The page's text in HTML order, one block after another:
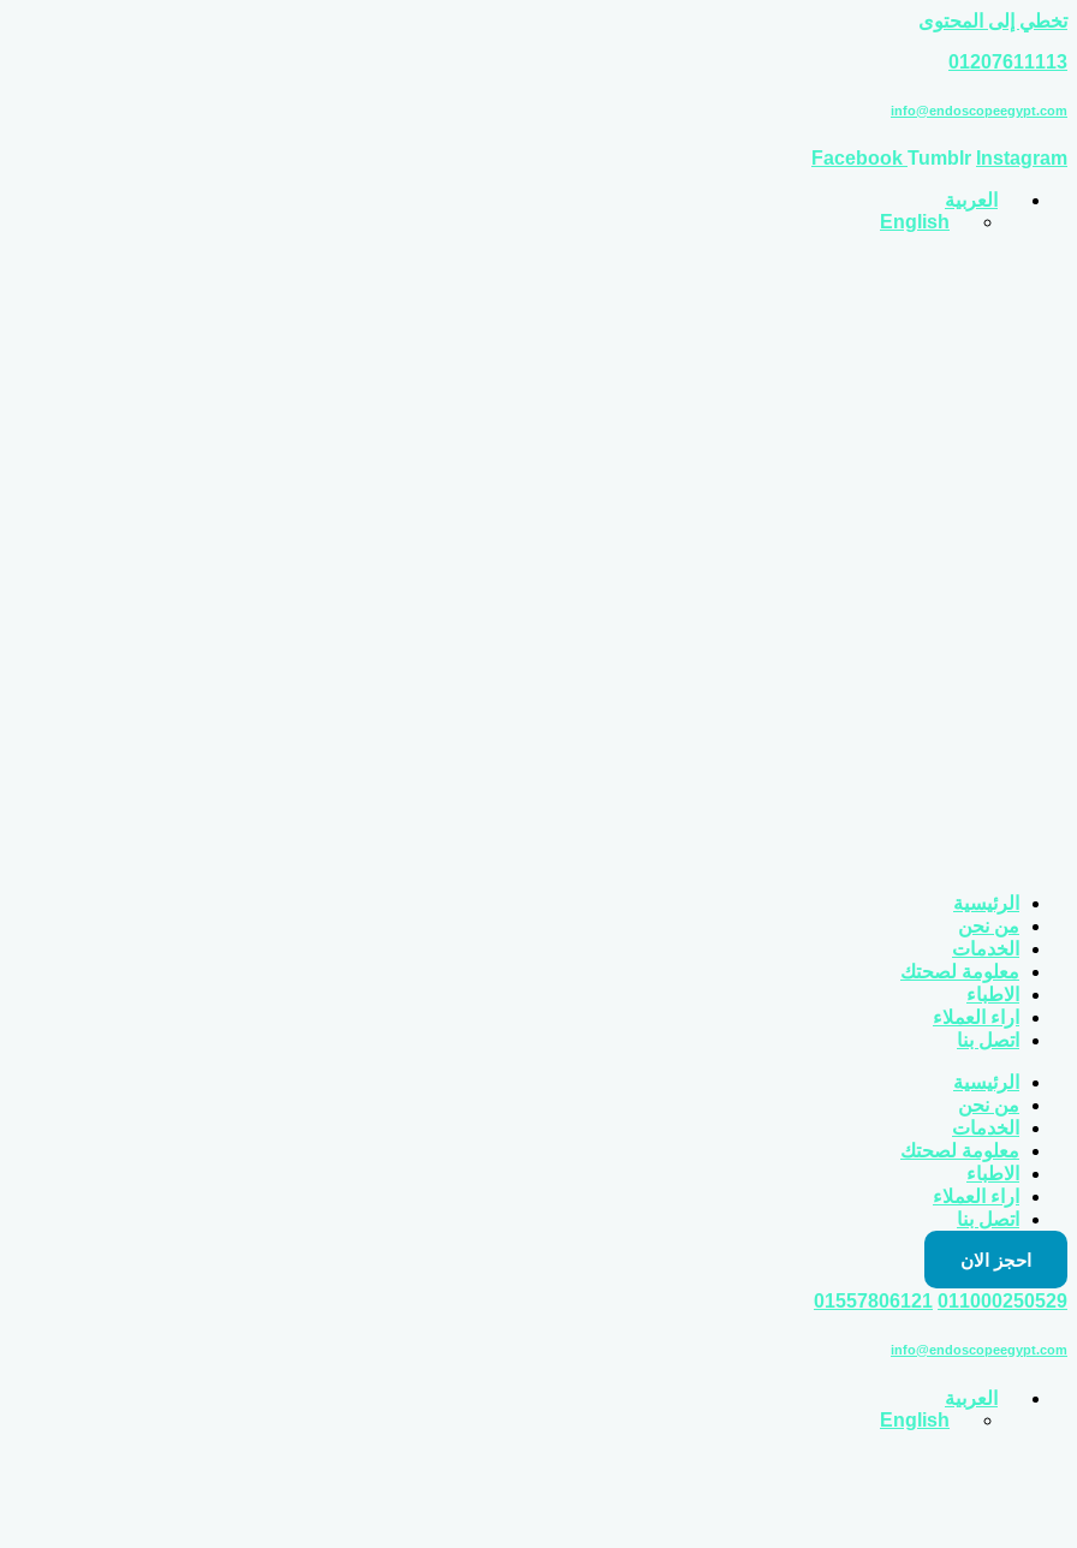
تخطي إلى المحتوى
01207611113
info@endoscopeegypt.com
Facebook Tumblr Instagram
العربية
English
الرئيسية
من نحن
الخدمات
معلومة لصحتك
الاطباء
اراء العملاء
اتصل بنا
الرئيسية
من نحن
الخدمات
معلومة لصحتك
الاطباء
اراء العملاء
اتصل بنا
احجز الان
011000250529
01557806121
info@endoscopeegypt.com
العربية
English